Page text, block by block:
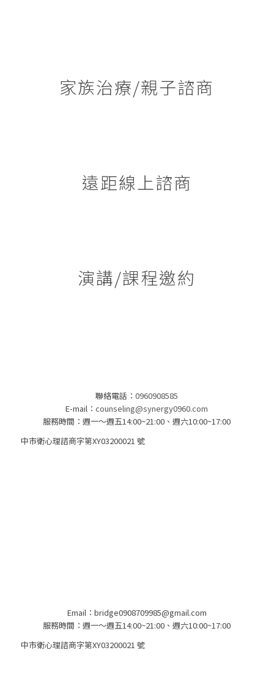
家族治療/親子諮商
遠距線上諮商
演講/課程邀約
聯絡電話：0960908585
E-mail：counseling@synergy0960.com
服務時間：週一～週五14:00~21:00、週六10:00~17:00
中市衛心理諮商字第XY03200021 號​
Email：bridge0908709985@gmail.com
服務時間：週一～週五14:00~21:00、週六10:00~17:00
中市衛心理諮商字第XY03200021 號​